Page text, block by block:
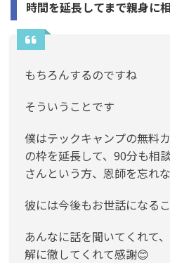
時間を延長してまで親身に
もちろんするのですね
そういうことです
僕はテックキャンプの無料
の枠を延長して、90分も相
さんという方、恩師を忘れ
彼には今後もお世話になる
あんなに話を聞いてくれて
解に徹してくれて感謝😊